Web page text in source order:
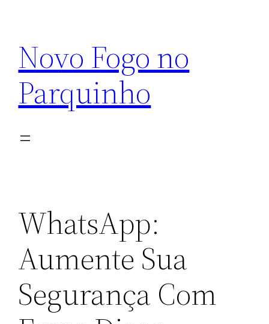
conteúdo
Novo Fogo no
Parquinho
WhatsApp:
Aumente Sua
Segurança Com